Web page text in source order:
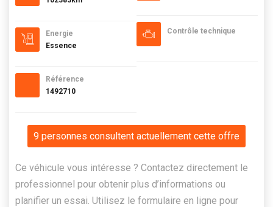
Energie
Essence
Référence
1492710
Contrôle technique
9 personnes consultent actuellement cette offre
Ce véhicule vous intéresse ? Contactez directement le
professionnel pour obtenir plus d’informations ou
planifier un essai. Utilisez le formulaire en ligne pour